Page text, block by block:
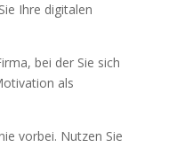
Ihre digitalen
bei der Sie sich
als
vorbei. Nutzen Sie